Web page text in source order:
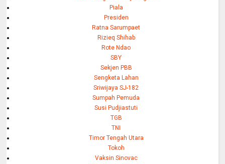
Piala
Presiden
Ratna Sarumpaet
Rizieq Shihab
Rote Ndao
SBY
Sekjen PBB
Sengketa Lahan
Sriwijaya SJ-182
Sumpah Pemuda
Susi Pudjiastuti
TGB
TNI
Timor Tengah Utara
Tokoh
Vaksin Sinovac